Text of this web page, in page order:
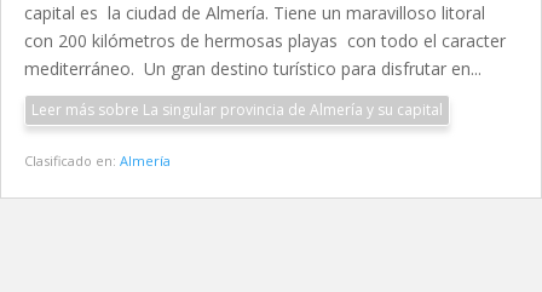
capital es la ciudad de Almería. Tiene un maravilloso litoral
con 200 kilómetros de hermosas playas con todo el caracter
mediterráneo. Un gran destino turístico para disfrutar en...
Leer más sobre La singular provincia de Almería y su capital
Clasificado en: Almería